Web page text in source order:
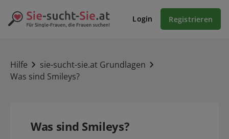
Login Registrieren
Hilfe
sie-sucht-sie.at Grundlagen
Was sind Smileys?
Was sind Smileys?